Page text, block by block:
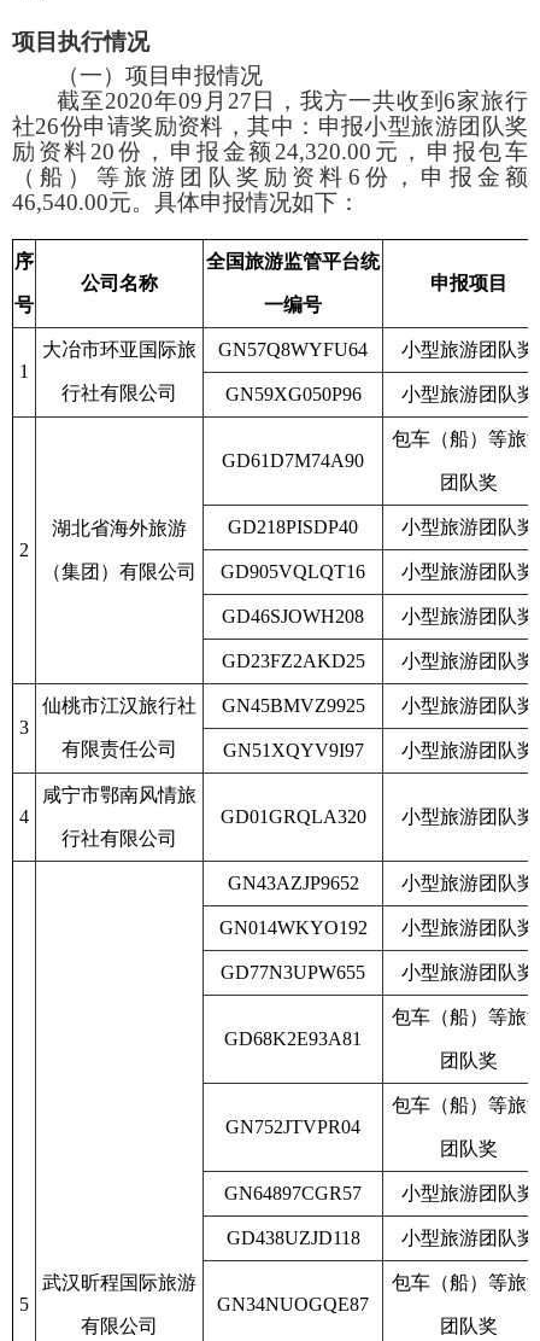
项目执行情况
（一）项目申报情况
截至2020年09 月 27 日，我方一共收到6家旅行
社26份申请奖励资料，其中：申报小型旅游团队奖
励资料20份，申报金额 24,320.00 元，申报包车
（船）等旅游团队奖励资料 6 份，申报金额
46,540.00元。具体申报情况如下：
序
号
公司名称
全国旅游监管平台统
一编号
申报项目
1
大冶市环亚国际旅
行社有限公司
GN57Q8WYFU64 小型旅游团队奖
GN59XG050P96 小型旅游团队奖
2
湖北省海外旅游
（集团）有限公司
GD61D7M74A90
包车（船）等旅
团队奖
GD218PISDP40 小型旅游团队奖
GD905VQLQT16 小型旅游团队奖
GD46SJOWH208 小型旅游团队奖
GD23FZ2AKD25 小型旅游团队奖
3
仙桃市江汉旅行社
有限责任公司
GN45BMVZ9925 小型旅游团队奖
GN51XQYV9I97 小型旅游团队奖
4
咸宁市鄂南风情旅
行社有限公司
GD01GRQLA320 小型旅游团队奖
5
武汉昕程国际旅游
有限公司
GN43AZJP9652 小型旅游团队奖
GN014WKYO192 小型旅游团队奖
GD77N3UPW655 小型旅游团队奖
GD68K2E93A81
包车（船）等旅
团队奖
GN752JTVPR04
包车（船）等旅
团队奖
GN64897CGR57 小型旅游团队奖
GD438UZJD118 小型旅游团队奖
GN34NUOGQE87
包车（船）等旅
团队奖